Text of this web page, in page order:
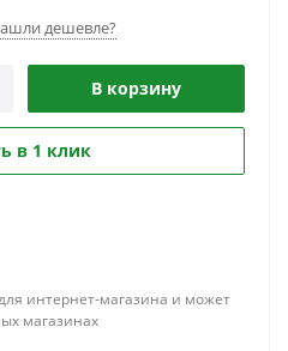
дешевле?
В корзину
в 1 клик
интернет-магазина и может
магазинах